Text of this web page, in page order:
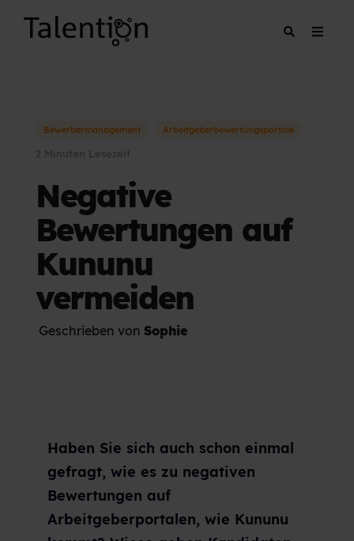
Bewerbermanagement Arbeitgeberbewertungsportale
2 Minuten Lesezeit
Negative
Bewertungen auf
Kununu
vermeiden
Geschrieben von Sophie
Haben Sie sich auch schon einmal
gefragt, wie es zu negativen
Bewertungen auf
Arbeitgeberportalen, wie Kununu